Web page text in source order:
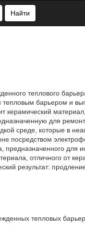
Найти
теплового
барьером и
керамический
для
среде, которые в
посредством
предназначенного для
отличного от
результат:
тепловых